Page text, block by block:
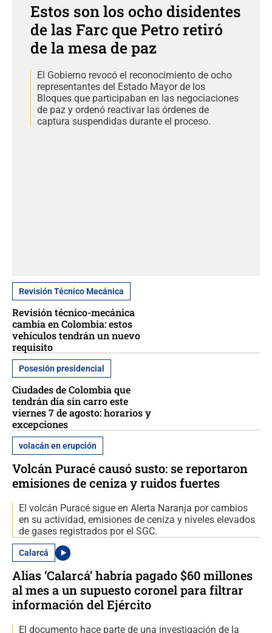
Estos son los ocho disidentes
de las Farc que Petro retiró
de la mesa de paz
El Gobierno revocó el reconocimiento de ocho
representantes del Estado Mayor de los
Bloques que participaban en las negociaciones
de paz y ordenó reactivar las órdenes de
captura suspendidas durante el proceso.
Revisión Técnico Mecánica
Revisión técnico-mecánica
cambia en Colombia: estos
vehículos tendrán un nuevo
requisito
Posesión presidencial
Ciudades de Colombia que
tendrán día sin carro este
viernes 7 de agosto: horarios y
excepciones
volacán en erupción
Volcán Puracé causó susto: se reportaron
emisiones de ceniza y ruidos fuertes
El volcán Puracé sigue en Alerta Naranja por cambios
en su actividad, emisiones de ceniza y niveles elevados
de gases registrados por el SGC.
Calarcá
Alias ‘Calarcá’ habría pagado $60 millones
al mes a un supuesto coronel para filtrar
información del Ejército
El documento hace parte de una investigación de la